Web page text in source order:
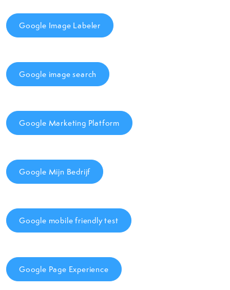
Google Image Labeler
Google image search
Google Marketing Platform
Google Mijn Bedrijf
Google mobile friendly test
Google Page Experience